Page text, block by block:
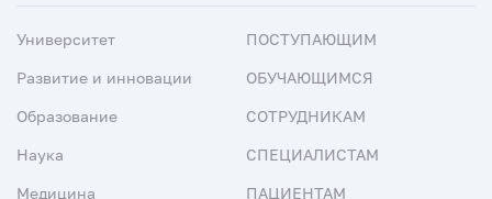
Университет
Развитие и инновации
Образование
Наука
Медицина
ПОСТУПАЮЩИМ
ОБУЧАЮЩИМСЯ
СОТРУДНИКАМ
СПЕЦИАЛИСТАМ
ПАЦИЕНТАМ